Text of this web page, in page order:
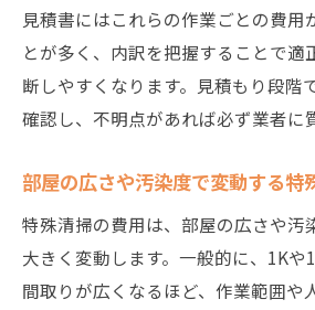
見積書にはこれらの作業ごとの費用
とが多く、内訳を把握することで適
断しやすくなります。見積もり段階
確認し、不明点があれば必ず業者に
部屋の広さや汚染度で変動する特
特殊清掃の費用は、部屋の広さや汚
大きく変動します。一般的に、1Kや
間取りが広くなるほど、作業範囲や